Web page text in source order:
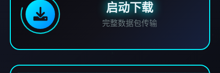
启动下载
完整数据包传输